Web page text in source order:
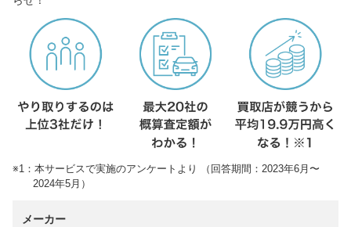
※1：本サービスで実施のアンケートより （回答期間：2023年6月〜
2024年5月）
メーカー